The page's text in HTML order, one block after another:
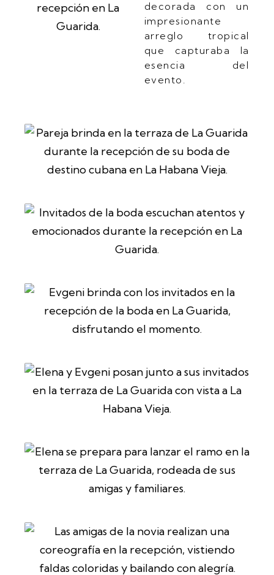
decorada con un
impresionante
arreglo tropical
que capturaba la
esencia del
evento.